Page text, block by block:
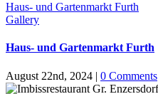
Haus- und Gartenmarkt Furth
Gallery
Haus- und Gartenmarkt Furth
August 22nd, 2024 | 0 Comments